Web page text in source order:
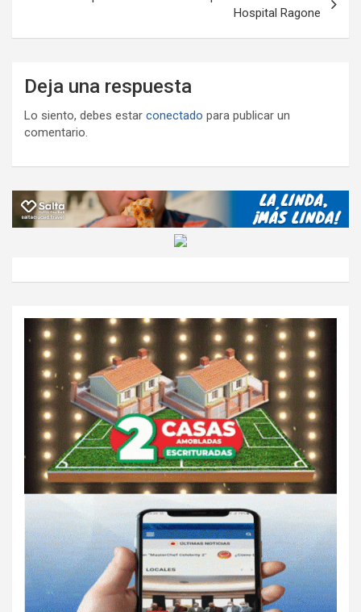
Hospital Ragone
Deja una respuesta
Lo siento, debes estar conectado para publicar un
comentario.